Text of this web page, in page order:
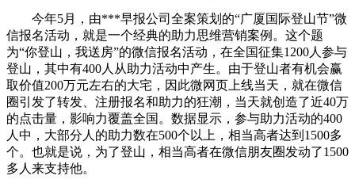
今年5月，由***早报公司全案策划的“广厦国际登山节”微
信报名活动，就是一个经典的助力思维营销案例。这个题
为“你登山，我送房”的微信报名活动，在全国征集1200人参与
登山，其中有400人从助力活动中产生。由于登山者有机会赢
取价值200万元左右的大宅，因此微网页上线当天，就在微信
圈引发了转发、注册报名和助力的狂潮，当天就创造了近40万
的点击量，影响力覆盖全国。数据显示，参与助力活动的400
人中，大部分人的助力数在500个以上，相当高者达到1500多
个。也就是说，为了登山，相当高者在微信朋友圈发动了1500
多人来支持他。